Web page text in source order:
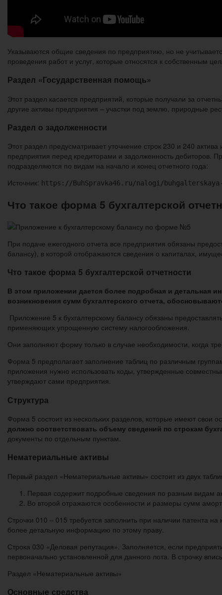
Указываются общие сведения по предприятию, но не
проведения работ и услуг, которые относятся к собственным
Раздел «Государственная помощь»
Этот раздел касается предприятий, которые получали за
другие активы предприятия – участки под землю, природные
Раздел о задолженности
Этот раздел предусматривает уточнение строк 230 и 240
предприятия перед кредиторами и задолженность
подразделяются по видам на начало и конец отчетного года:
Источник: https://BuhSpravka46.ru/nalogi/
Что такое форма 5 бухгалтерской
При подаче ежегодного отчета все предприятия обязаны
балансу), в которой отображаются сведения о капиталах,
Что такое форма 5 бухгалтерской отчетности
В этом приложении дается более подробная и детальная
возникновения сумм бухгалтерского отчета,
Приложение 5 к бухгалтерскому балансу обязаны
применяющих упрощенную систему налогообложения.
Они заполняют форму только в случае необходимости, когда
Форма 5 предполагает заполнение таблиц по различным
приложения нужно использовать коды, утвержденные
утверждают сами предприятия.
Структура
Форма 5 состоит из нескольких разделов, которые имеют свои
должно соответствовать объему сведений по строкам
документы по отдельным пунктам.
Нематериальные активы
Первый раздел «Нематериальные активы» состоит из двух
Первая содержит подробные сведения по разным видам
Во второй отражаются особенности и размеры сумм
Строчки 010 – 015 требуется заполнить при наличии патента
более детальную информацию по этому праву.
Строка 030 «Деловая репутация». Заполняется, если
первоначально установленной для данного лота. В строчку
Раздел «Нематериальные активы»
Основные средства